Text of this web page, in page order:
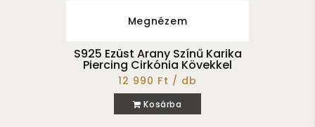
Megnézem
S925 Ezüst Arany Színű Karika
Piercing Cirkónia Kövekkel
12 990 Ft / db
Kosárba